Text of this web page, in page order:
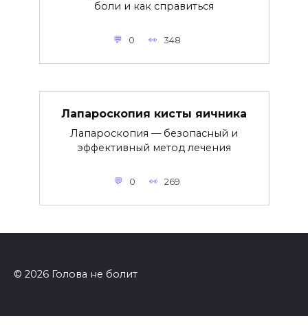
боли и как справиться
0 348
Лапароскопия кисты яичника
Лапароскопия — безопасный и
эффективный метод лечения
0 269
© 2026 Голова не болит